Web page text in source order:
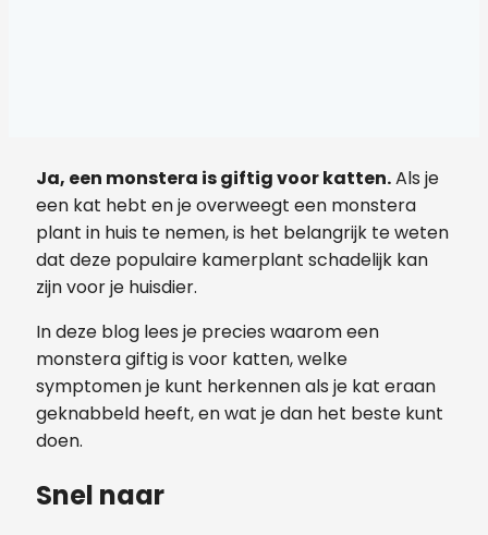
Ja, een monstera is giftig voor katten.Als je
een kat hebt en je overweegt een monstera
plant in huis te nemen, is het belangrijk te weten
dat deze populaire kamerplant schadelijk kan
zijn voor je huisdier.
In deze blog lees je precies waarom een
monstera giftig is voor katten, welke
symptomen je kunt herkennen als je kat eraan
geknabbeld heeft, en wat je dan het beste kunt
doen.
Snel naar